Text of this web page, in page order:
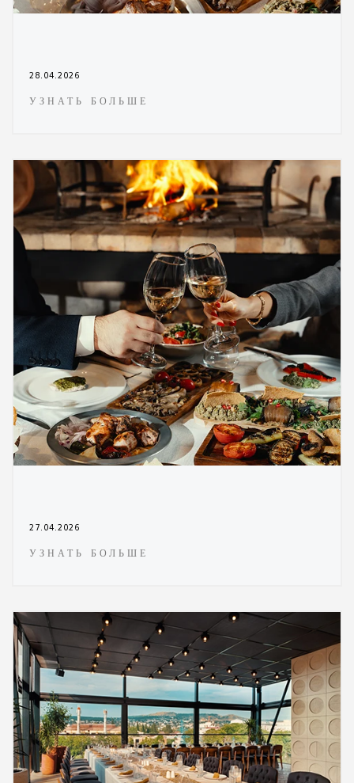
28.04.2026
УЗНАТЬ БОЛЬШЕ
27.04.2026
УЗНАТЬ БОЛЬШЕ